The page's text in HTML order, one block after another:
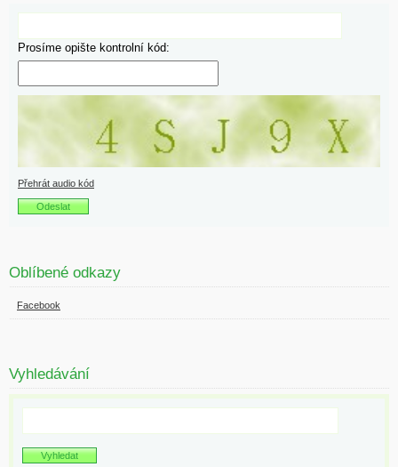
Prosíme opište kontrolní kód:
Přehrát audio kód
Oblíbené odkazy
Facebook
Vyhledávání